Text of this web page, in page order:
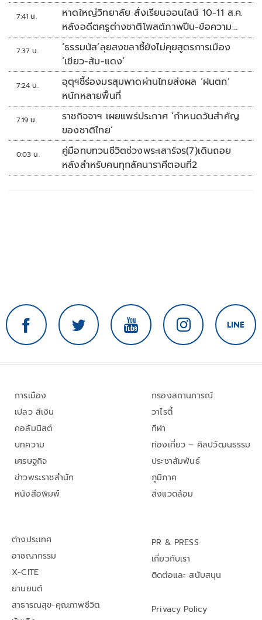
7:41 น.
หาดใหญ่วิทยาลัย สั่งเรียนออนไลน์ 10-11 ส.ค.
หลังอดีตครูต่างชาติโพสต์ภาพปืน-ข้อความ
ข่มขู่
7:37 น.
‘ธรรมนัส’ลุยสงขลาชี้ยังไม่คุยสูตรการเมือง
‘เขียว-ส้ม-แดง’
7:24 น.
อุตุฯชี้ร่องมรสุมพาดผ่านไทยส่งผล ‘ฝนตก’
หนักหลายพื้นที่
7:19 น.
ราชกิจจาฯ เผยแพร่ประกาศ ‘กำหนดวันสำคัญ
ของชาติไทย’
0:03 น.
คู่มือทบทวนชีวิตช่วงพระเสาร์จร(7)เดินถอย
หลังสำหรับคนทุกลัคนาราศีตอนที่2
การเมือง
เปลว สีเงิน
คอลัมนิสต์
บทความ
เศรษฐกิจ
ข่าวพระราชสำนัก
หนังสือพิมพ์
กรองสถานการณ์
วาไรตี้
กีฬา
ท่องเที่ยว – ศิลปวัฒนธรรม
ประชาสัมพันธ์
ภูมิภาค
สิ่งแวดล้อม
ต่างประเทศ
อาชญากรรม
X-CITE
ยานยนต์
สาธารณสุข-คุณภาพชีวิต
PR & PRESS
เกี่ยวกับเรา
ติดต่อและ สนับสนุน
Privacy Policy